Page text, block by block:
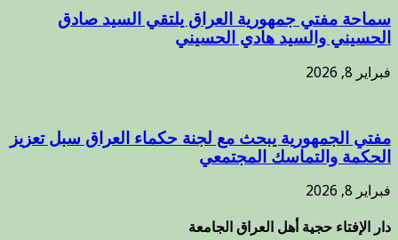
سماحة مفتي جمهورية العراق يلتقي السيد صادق
الحسيني والسيد هادي الحسيني
فبراير 8, 2026
مفتي الجمهورية يبحث مع لجنة حكماء العراق سبل تعزيز
الحكمة والتماسك المجتمعي
فبراير 8, 2026
دار الإفتاء حجية أهل العراق الجامعة